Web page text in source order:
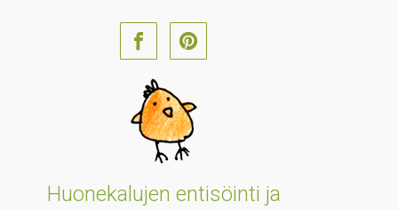
Skip to main content
Huonekalujen entisöinti ja